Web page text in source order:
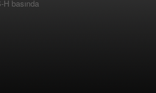
H basında